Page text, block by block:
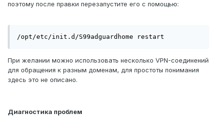
поэтому после правки перезапустите его с помощью:
/opt/etc/init.d/S99adguardhome restart
При желании можно использовать несколько VPN-соединений
для обращения к разным доменам, для простоты понимания
здесь это не описано.
Диагностика проблем